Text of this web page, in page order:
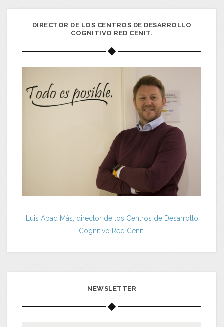
DIRECTOR DE LOS CENTROS DE DESARROLLO
COGNITIVO RED CENIT.
Luis Abad Más, director de los Centros de Desarrollo
Cognitivo Red Cenit.
NEWSLETTER